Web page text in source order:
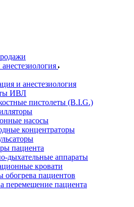
и анестезиология
ИВЛ
пистолеты (B.I.G.)
насосы
концентраторы
пациента
дыхательные аппараты
кровати
обогрева пациентов
перемещение пациента